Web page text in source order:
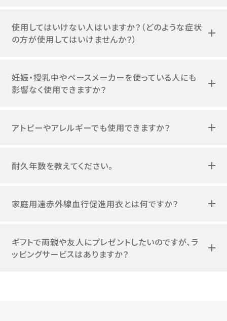
使用してはいけない人はいますか？（どのような症状
の方が使用してはいけませんか？）
妊娠・授乳中やペースメーカーを使っている人にも
影響なく使用できますか？
アトピーやアレルギーでも使用できますか？
耐久年数を教えてください。
家庭用遠赤外線血行促進用衣とは何ですか？
ギフトで両親や友人にプレゼントしたいのですが、ラ
ッピングサービスはありますか？